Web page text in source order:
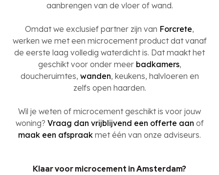
aanbrengen van de vloer of wand.
Omdat we exclusief partner zijn van Forcrete,
werken we met een microcement product dat vanaf
de eerste laag volledig waterdicht is. Dat maakt het
geschikt voor onder meer badkamers,
doucheruimtes, wanden, keukens, halvloeren en
zelfs open haarden.
Wil je weten of microcement geschikt is voor jouw
woning? Vraag dan vrijblijvend een offerte aan of
maak een afspraak met één van onze adviseurs.
Klaar voor microcement in Amsterdam?